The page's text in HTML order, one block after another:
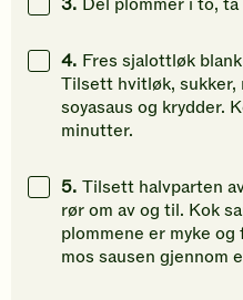
4. Fres sjalottløk
Tilsett hvitløk, sukker,
soyasaus og krydder.
minutter.
5. Tilsett halvparten
rør om av og til. Kok
plommene er myke
mos sausen gjennom